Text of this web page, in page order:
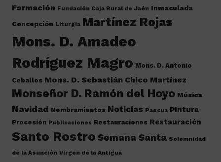
Formación Fundación Caja Rural de Jaén Inmaculada
Concepción Liturgia Martínez Rojas
Mons. D. Amadeo
Rodríguez Magro Mons. D. Antonio
Ceballos Mons. D. Sebastián Chico Martínez
Monseñor D. Ramón del Hoyo Música
Navidad Nombramientos Noticias Pascua Pintura
Procesión Publicaciones Restauraciones Restauración
Santo Rostro Semana Santa Solemnidad
de la Asunción Virgen de la Antigua